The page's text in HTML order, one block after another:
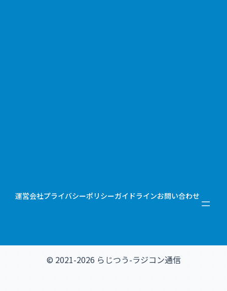
運営会社プライバシーポリシーガイドラインお問い合わせ
© 2021-2026 らじつう-ラジコン通信